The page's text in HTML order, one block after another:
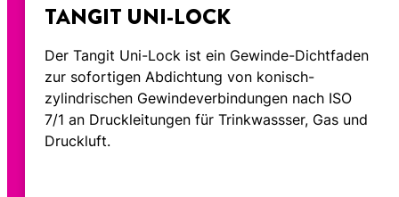
TANGIT UNI-LOCK
Der Tangit Uni-Lock ist ein Gewinde-Dichtfaden
zur sofortigen Abdichtung von konisch-
zylindrischen Gewindeverbindungen nach ISO
7/1 an Druckleitungen für Trinkwassser, Gas und
Druckluft.